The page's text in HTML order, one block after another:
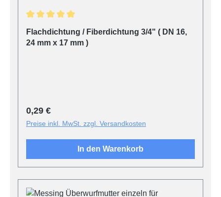
Flachdichtung / Fiberdichtung 3/4" ( DN 16,
24 mm x 17 mm )
Regulärer Preis:
0,29 €
Preise inkl. MwSt. zzgl. Versandkosten
In den Warenkorb